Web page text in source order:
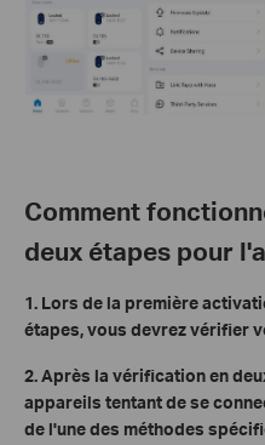
Comment
deux étapes pour
1. Lors de la première
étapes, vous devrez vérifier
2. Après la vérification en
appareils tentant de se
de l'une des méthodes